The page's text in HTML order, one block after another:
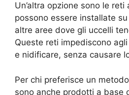
Un’altra opzione sono le
possono essere installate
altre aree dove gli uccelli
Queste reti impediscono
e nidificare, senza causare
Per chi preferisce un
sono anche prodotti a base